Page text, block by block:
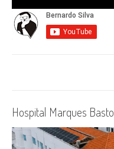
Hospital Marques Basto